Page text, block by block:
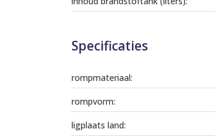
Specificaties
rompmateriaal:
rompvorm:
ligplaats land: